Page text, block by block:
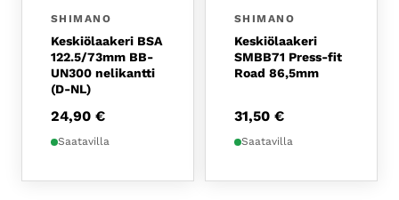
SHIMANO
Keskiölaakeri BSA
122.5/73mm BB-
UN300 nelikantti
(D-NL)
24,90 €
Saatavilla
SHIMANO
Keskiölaakeri
SMBB71 Press-fit
Road 86,5mm
31,50 €
Saatavilla